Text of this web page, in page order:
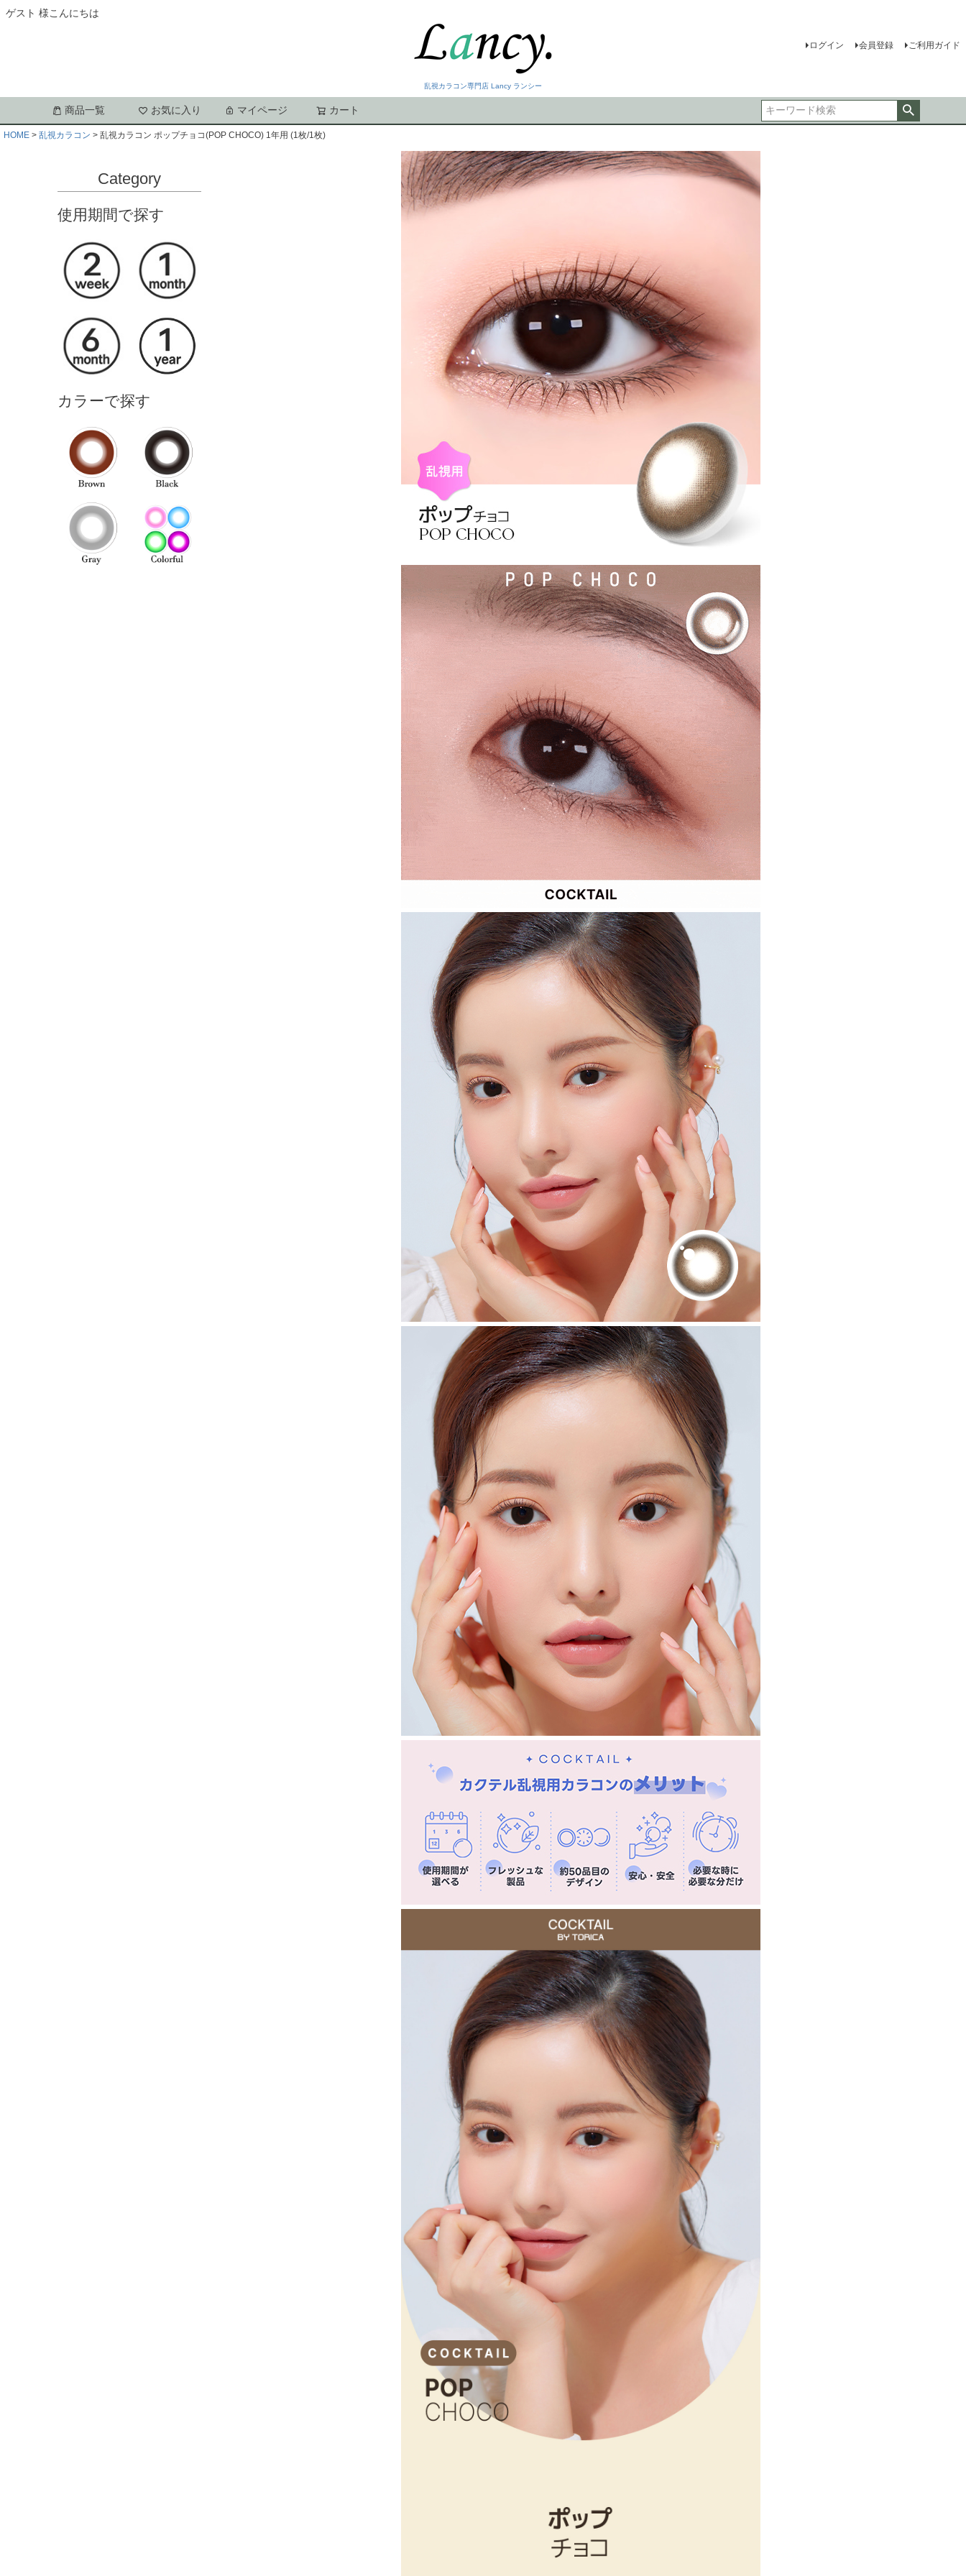
ゲスト 様こんにちは
乱視カラコン専門店 Lancy ランシー
ログイン 会員登録 ご利用ガイド
商品一覧 お気に入り マイページ カート
HOME 乱視カラコン 乱視カラコン ポップチョコ(POP CHOCO) 1年用 (1枚/1枚)
Category
使用期間で探す
カラーで探す